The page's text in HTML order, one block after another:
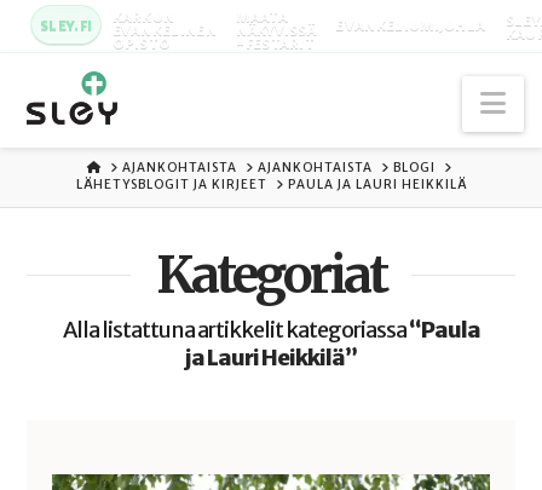
SLEY.FI KARKUN
EVANKELINEN
OPISTO
MAATA
NÄKYVISSÄ
-FESTARIT
EVANKELIUMIJUHLA
ETUSIVU
AJANKOHTAISTA AJANKOHTAISTA
BLOGI
LÄHETYSBLOGIT JA KIRJEET
PAULA JA LAURI HEIKKILÄ
Kategoriat
Alla listattuna artikkelit kategoriassa“Paula
ja Lauri Heikkilä”